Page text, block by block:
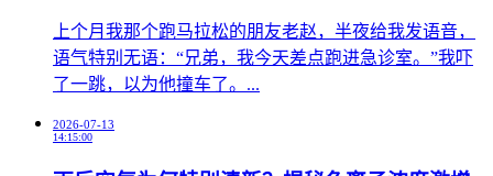
上个月我那个跑马拉松的朋友老赵，半夜给我发语音，
语气特别无语：“兄弟，我今天差点跑进急诊室。”我吓
了一跳，以为他撞车了。...
2026-07-13
14:15:00